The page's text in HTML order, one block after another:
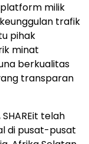
milik
trafik
pihak
minat
berkualitas
transparan
telah
di pusat-pusat